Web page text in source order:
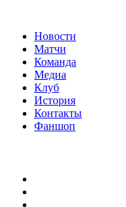
Новости
Матчи
Команда
Медиа
Клуб
История
Контакты
Фаншоп